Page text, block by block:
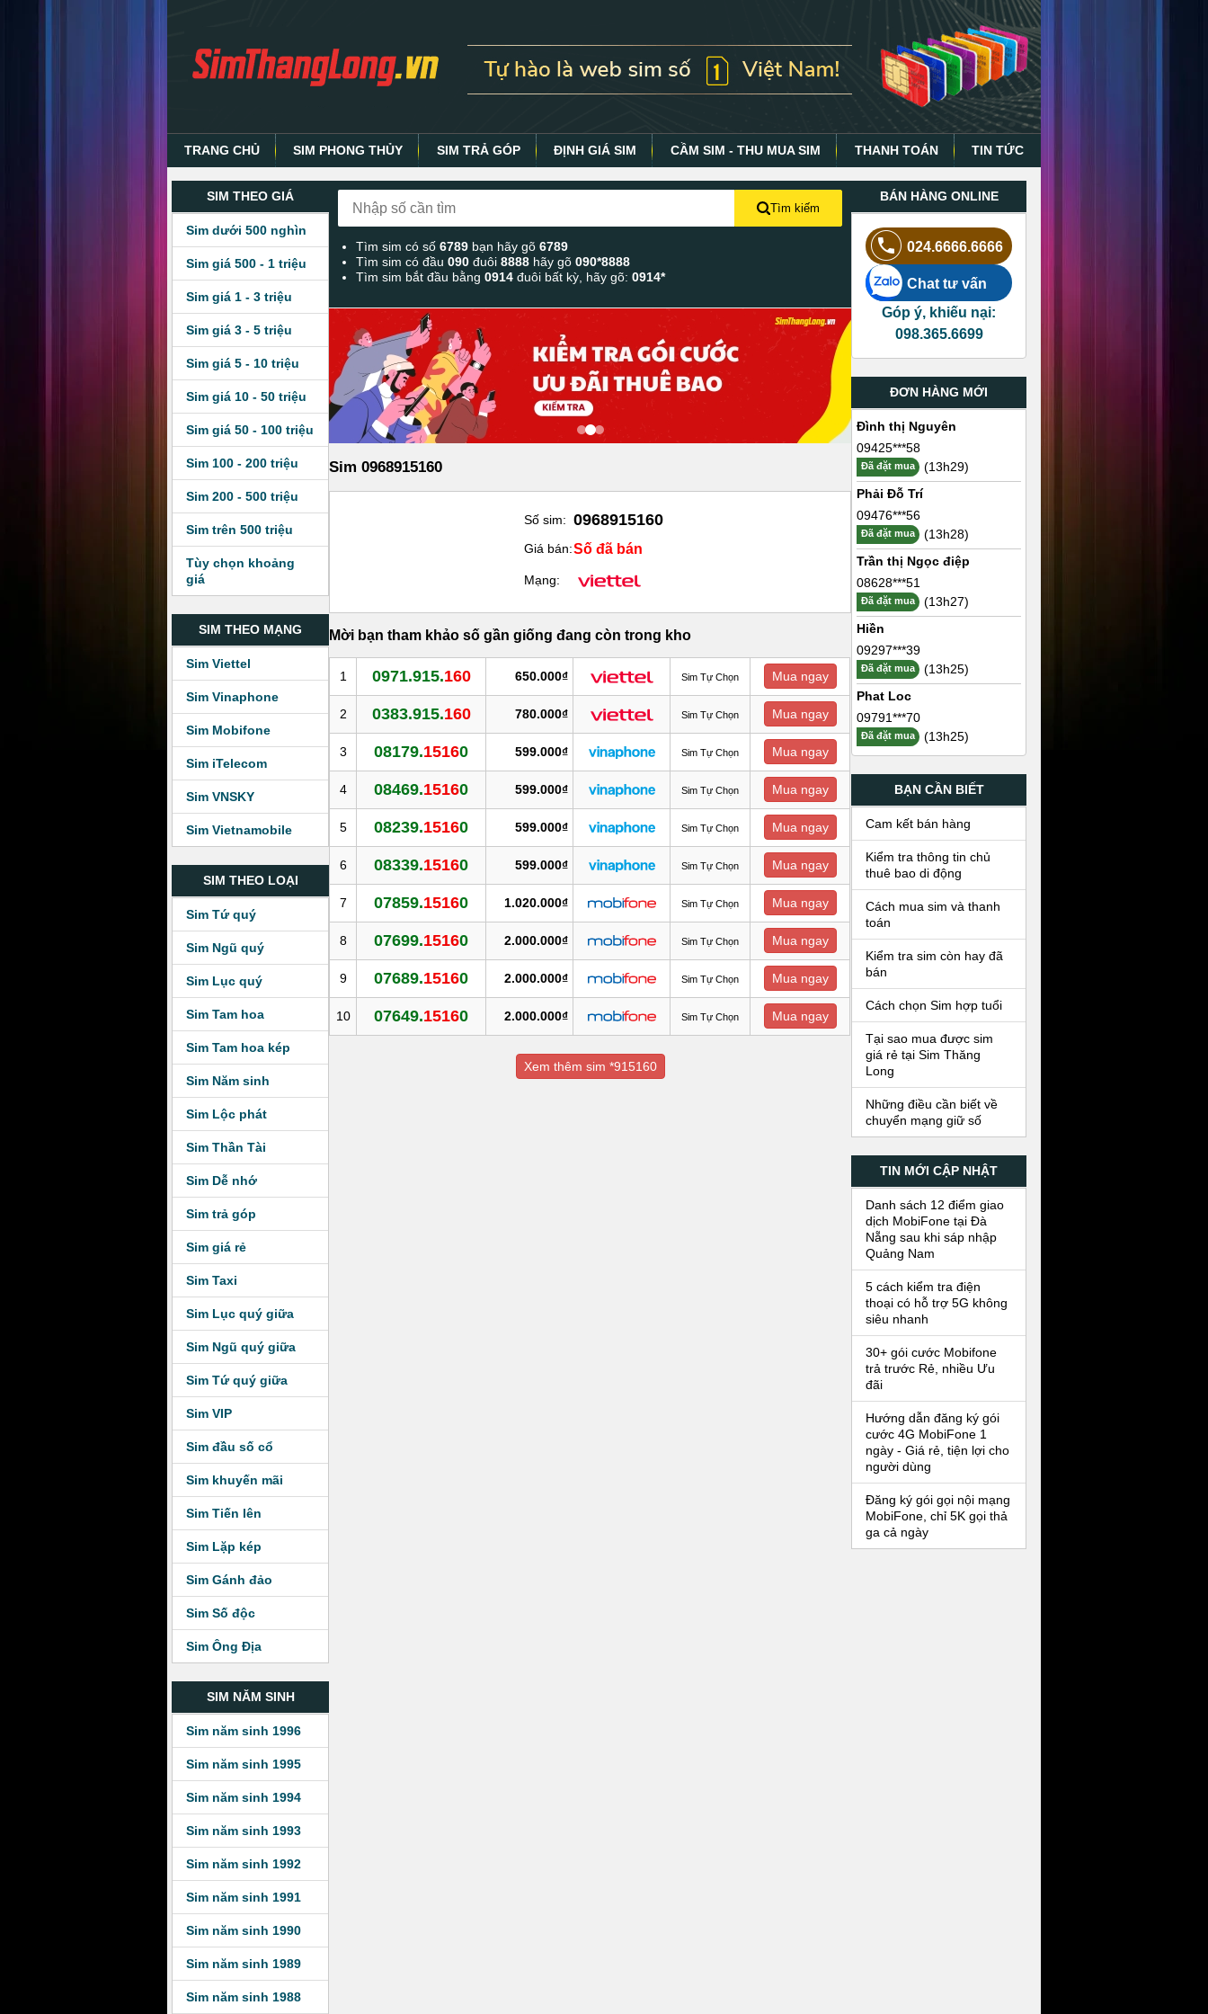
TRANG CHỦ SIM PHONG THỦY SIM TRẢ GÓP ĐỊNH GIÁ SIM CẦM SIM - THU MUA SIM THANH TOÁN TIN TỨC
SIM THEO GIÁ
Sim dưới 500 nghìn
Sim giá 500 - 1 triệu
Sim giá 1 - 3 triệu
Sim giá 3 - 5 triệu
Sim giá 5 - 10 triệu
Sim giá 10 - 50 triệu
Sim giá 50 - 100 triệu
Sim 100 - 200 triệu
Sim 200 - 500 triệu
Sim trên 500 triệu
Tùy chọn khoảng
giá
SIM THEO MẠNG
Sim Viettel
Sim Vinaphone
Sim Mobifone
Sim iTelecom
Sim VNSKY
Sim Vietnamobile
SIM THEO LOẠI
Sim Tứ quý
Sim Ngũ quý
Sim Lục quý
Sim Tam hoa
Sim Tam hoa kép
Sim Năm sinh
Sim Lộc phát
Sim Thần Tài
Sim Dễ nhớ
Sim trả góp
Sim giá rẻ
Sim Taxi
Sim Lục quý giữa
Sim Ngũ quý giữa
Sim Tứ quý giữa
Sim VIP
Sim đầu số cổ
Sim khuyến mãi
Sim Tiến lên
Sim Lặp kép
Sim Gánh đảo
Sim Số độc
Sim Ông Địa
SIM NĂM SINH
Sim năm sinh 1996
Sim năm sinh 1995
Sim năm sinh 1994
Sim năm sinh 1993
Sim năm sinh 1992
Sim năm sinh 1991
Sim năm sinh 1990
Sim năm sinh 1989
Sim năm sinh 1988
Tìm kiếm
Tìm sim có số6789 bạn hãy gõ6789
Tìm sim có đầu090đuôi8888 hãy gõ090*8888
Tìm sim bắt đầu bằng0914 đuôi bất kỳ, hãy gõ:0914*
Sim 0968915160
Số sim: 0968915160
Giá bán:Số đã bán
Mạng:
Mời bạn tham khảo số gần giống đang còn trong kho
1 0971.915.160 650.000₫ Sim Tự Chọn Mua ngay
2 0383.915.160 780.000₫ Sim Tự Chọn Mua ngay
3 08179.15160 599.000₫ Sim Tự Chọn Mua ngay
4 08469.15160 599.000₫ Sim Tự Chọn Mua ngay
5 08239.15160 599.000₫ Sim Tự Chọn Mua ngay
6 08339.15160 599.000₫ Sim Tự Chọn Mua ngay
7 07859.15160 1.020.000₫ Sim Tự Chọn Mua ngay
8 07699.15160 2.000.000₫ Sim Tự Chọn Mua ngay
9 07689.15160 2.000.000₫ Sim Tự Chọn Mua ngay
10 07649.15160 2.000.000₫ Sim Tự Chọn Mua ngay
Xem thêm sim *915160
BÁN HÀNG ONLINE
024.6666.6666
Chat tư vấn
Góp ý, khiếu nại:
098.365.6699
ĐƠN HÀNG MỚI
Đình thị Nguyên
09425***58
Đã đặt mua
(13h29)
Phải Đỗ Trí
09476***56
Đã đặt mua
(13h28)
Trần thị Ngọc điệp
08628***51
Đã đặt mua
(13h27)
Hiền
09297***39
Đã đặt mua
(13h25)
Phat Loc
09791***70
Đã đặt mua (13h25)
BẠN CẦN BIẾT
Cam kết bán hàng
Kiểm tra thông tin chủ
thuê bao di động
Cách mua sim và thanh
toán
Kiểm tra sim còn hay đã
bán
Cách chọn Sim hợp tuổi
Tại sao mua được sim
giá rẻ tại Sim Thăng
Long
Những điều cần biết về
chuyển mạng giữ số
TIN MỚI CẬP NHẬT
Danh sách 12 điểm giao
dịch MobiFone tại Đà
Nẵng sau khi sáp nhập
Quảng Nam
5 cách kiểm tra điện
thoại có hỗ trợ 5G không
siêu nhanh
30+ gói cước Mobifone
trả trước Rẻ, nhiều Ưu
đãi
Hướng dẫn đăng ký gói
cước 4G MobiFone 1
ngày - Giá rẻ, tiện lợi cho
người dùng
Đăng ký gói gọi nội mạng
MobiFone, chỉ 5K gọi thả
ga cả ngày